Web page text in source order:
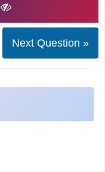
Next Question »